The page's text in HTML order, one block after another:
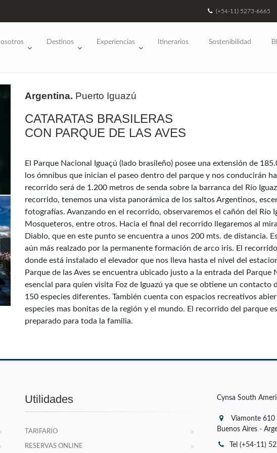
(+54-11) 5273-6665
Destinos Experiencias Itinerarios Sostenibilidad
Argentina. Puerto Iguazú
CATARATAS BRASILERAS
CON PARQUE DE LAS AVES
El Parque Nacional Iguaçú (lado brasileño) posee una extensión de
los ómnibus que inician el paseo dentro del parque y nos conducirán
recorrido será de 1.200 metros de senda sobre la barranca del Río
recorrido, tenemos una vista panorámica de los saltos Argentinos,
fotografías. Avanzando en el recorrido, observaremos el cañón del Río
Mosqueteros, entre otros. Hacia el final del recorrido llegaremos al
Diablo, que en este punto se encuentra a unos 200 mts. de distancia.
aún más realzado por la permanente formación de arco iris. El
donde está instalado el elevador que nos lleva hasta el nivel del
Parque de las Aves se encuentra ubicado justo a la entrada del Parque
esencial para quien visita Foz de Iguazú ya que se obtiene un contacto
150 especies diferentes. También cuenta con espacios recreativos
especies mas bonitas de la región y el mundo. El recorrido del parque
preparado para toda la familia.
Utilidades
TARIFARIO
RESERVAS ONLINE
Cynsa South
Viamonte 610
Buenos Aires -
Tel (+54-11)